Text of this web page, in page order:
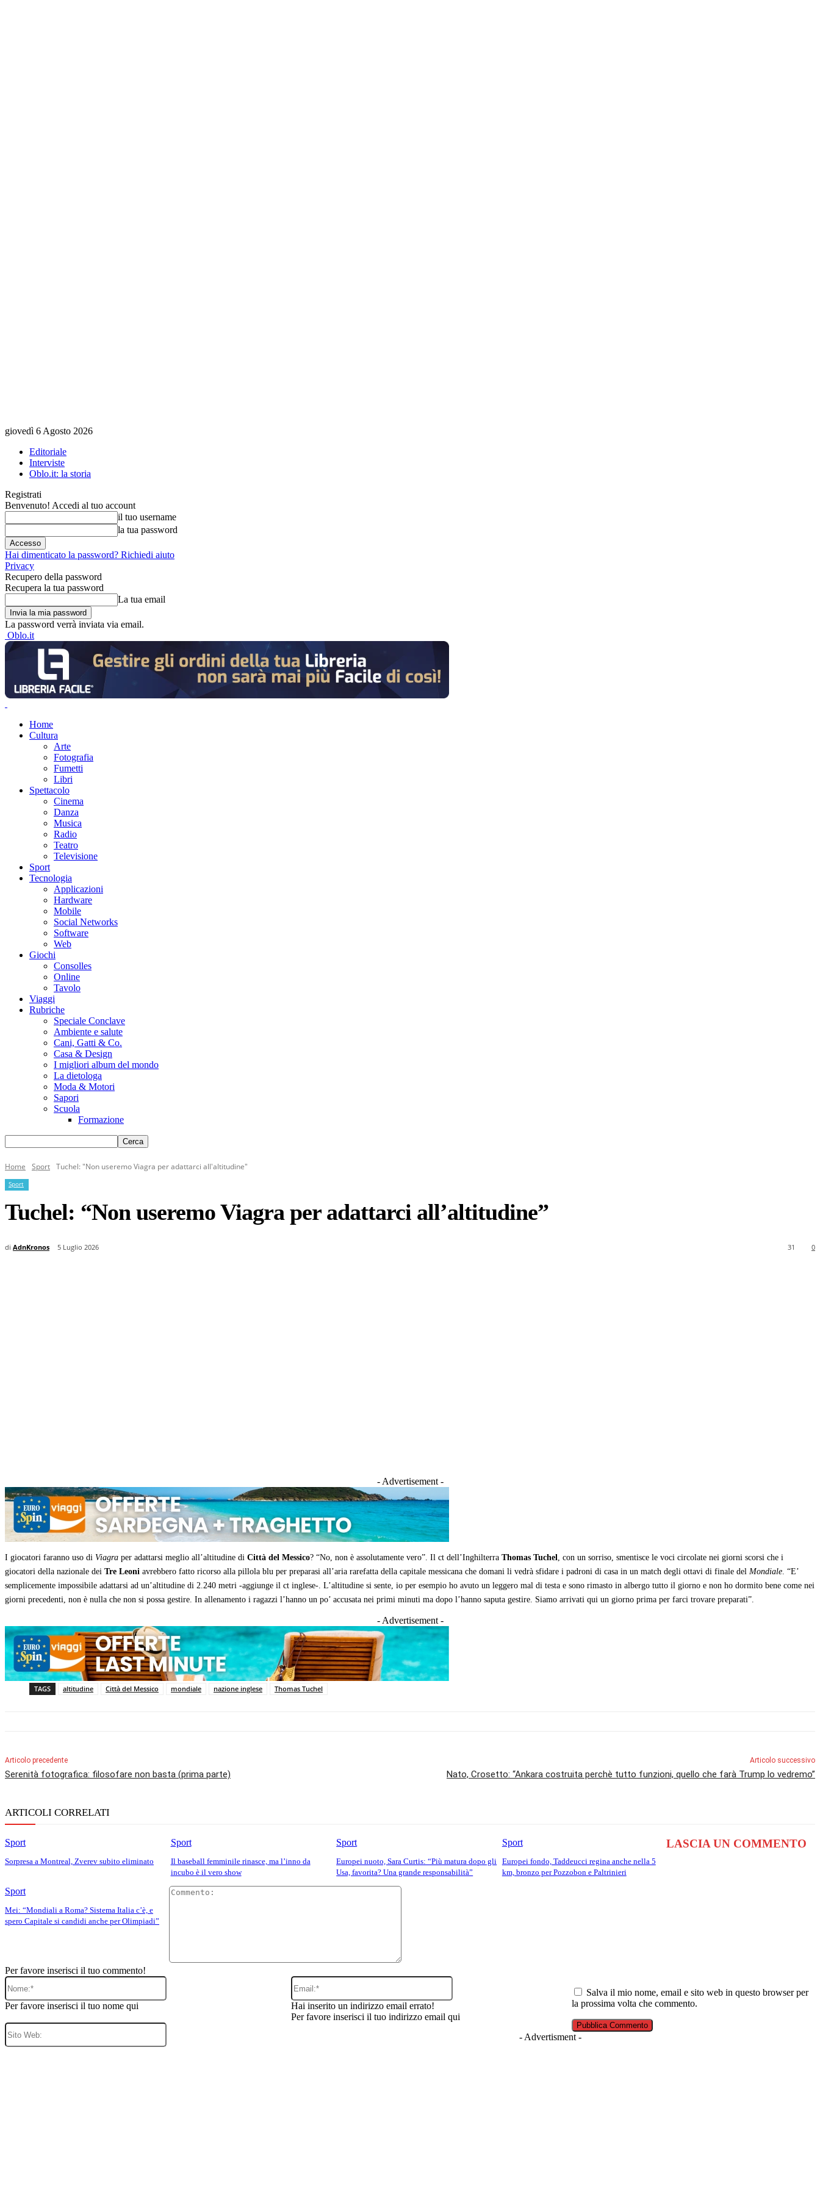
giovedì 6 Agosto 2026
Editoriale
Interviste
Oblo.it: la storia
Registrati
Benvenuto! Accedi al tuo account
il tuo username
la tua password
Hai dimenticato la password? Richiedi aiuto
Privacy
Recupero della password
Recupera la tua password
La tua email
La password verrà inviata via email.
Oblo.it
Home
Cultura
Arte
Fotografia
Fumetti
Libri
Spettacolo
Cinema
Danza
Musica
Radio
Teatro
Televisione
Sport
Tecnologia
Applicazioni
Hardware
Mobile
Social Networks
Software
Web
Giochi
Consolles
Online
Tavolo
Viaggi
Rubriche
Speciale Conclave
Ambiente e salute
Cani, Gatti & Co.
Casa & Design
I migliori album del mondo
La dietologa
Moda & Motori
Sapori
Scuola
Formazione
Home Sport Tuchel: "Non useremo Viagra per adattarci all'altitudine"
Sport
Tuchel: “Non useremo Viagra per adattarci all’altitudine”
di AdnKronos 5 Luglio 2026 0
31
- Advertisement -
I giocatori faranno uso di Viagra per adattarsi meglio all’altitudine di Città del Messico? “No, non è assolutamente vero”. Il ct dell’Inghilterra Thomas Tuchel, con un sorriso, smentisce le voci circolate nei giorni scorsi che i
giocatori della nazionale dei Tre Leoni avrebbero fatto ricorso alla pillola blu per preparasi all’aria rarefatta della capitale messicana che domani li vedrà sfidare i padroni di casa in un match degli ottavi di finale del Mondiale. “E’
semplicemente impossibile adattarsi ad un’altitudine di 2.240 metri -aggiunge il ct inglese-. L’altitudine si sente, io per esempio ho avuto un leggero mal di testa e sono rimasto in albergo tutto il giorno e non ho dormito bene come nei
giorni precedenti, non è nulla che non si possa gestire. In allenamento i ragazzi l’hanno un po’ accusata nei primi minuti ma dopo l’hanno saputa gestire. Siamo arrivati qui un giorno prima per farci trovare preparati”.
- Advertisement -
TAGS altitudine Città del Messico mondiale nazione inglese Thomas Tuchel
Articolo precedente
Serenità fotografica: filosofare non basta (prima parte)
Articolo successivo
Nato, Crosetto: “Ankara costruita perchè tutto funzioni, quello che farà Trump lo vedremo”
ARTICOLI CORRELATI
Sport
Sorpresa a Montreal, Zverev subito eliminato
Sport
Il baseball femminile rinasce, ma l’inno da
incubo è il vero show
Sport
Europei nuoto, Sara Curtis: “Più matura dopo gli
Usa, favorita? Una grande responsabilità”
Sport
Europei fondo, Taddeucci regina anche nella 5
km, bronzo per Pozzobon e Paltrinieri
Sport
Mei: “Mondiali a Roma? Sistema Italia c’è, e
spero Capitale si candidi anche per Olimpiadi”
LASCIA UN COMMENTO
Commento:
Per favore inserisci il tuo commento!
Nome:*
Per favore inserisci il tuo nome qui
Email:*
Hai inserito un indirizzo email errato!
Per favore inserisci il tuo indirizzo email qui
Sito
Salva il mio nome, email e sito web in questo browser per
la prossima volta che commento.
- Advertisment -